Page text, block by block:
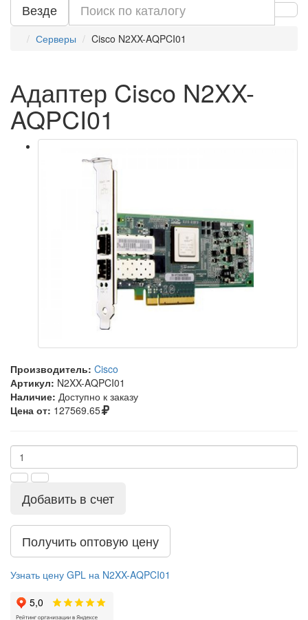
Везде
Серверы Cisco N2XX-AQPCI01
Адаптер Cisco N2XX-
AQPCI01
Производитель: Cisco
Артикул: N2XX-AQPCI01
Наличие: Доступно к заказу
Цена от: 127569.65
Добавить в счет
Получить оптовую цену
Узнать цену GPL на N2XX-AQPCI01